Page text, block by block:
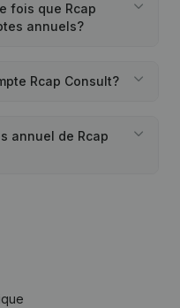
fois que Rcap
annuels?
Rcap Consult?
annuel de Rcap